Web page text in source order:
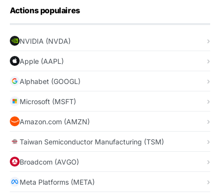
Actions populaires
NVIDIA (NVDA)
Apple (AAPL)
Alphabet (GOOGL)
Microsoft (MSFT)
Amazon.com (AMZN)
Taiwan Semiconductor Manufacturing (TSM)
Broadcom (AVGO)
Meta Platforms (META)